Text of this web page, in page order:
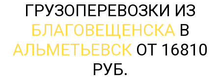
ГРУЗОПЕРЕВОЗКИ ИЗ
БЛАГОВЕЩЕНСКАВ
АЛЬМЕТЬЕВСКОТ 16810
РУБ.